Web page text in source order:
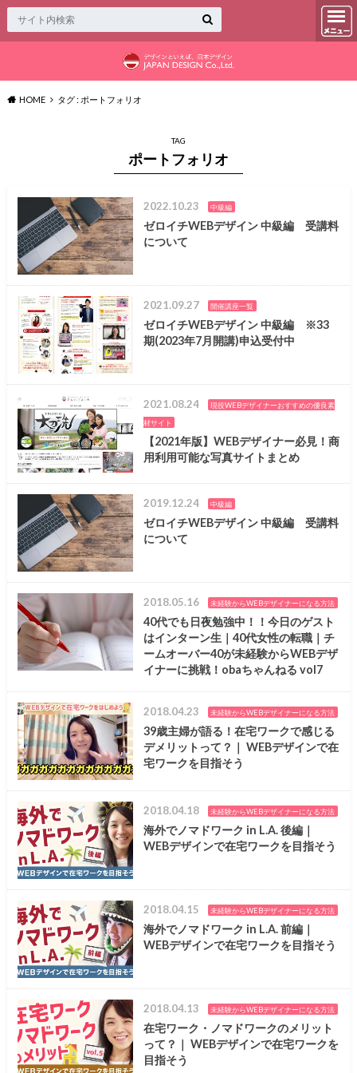
HOME タグ : ポートフォリオ
TAG
ポートフォリオ
2022.10.23 中級編
ゼロイチWEBデザイン 中級編 受講料
について
2021.09.27 開催講座一覧
ゼロイチWEBデザイン 中級編 ※33
期(2023年7月開講)申込受付中
2021.08.24
現役WEBデザイナーおすすめの優良素
材サイト
【2021年版】WEBデザイナー必見！商
用利用可能な写真サイトまとめ
2019.12.24 中級編
ゼロイチWEBデザイン 中級編 受講料
について
2018.05.16 未経験からWEBデザイナーになる方法
40代でも日夜勉強中！！今日のゲスト
はインターン生｜40代女性の転職｜チ
ームオーバー40が未経験からWEBデザ
イナーに挑戦！obaちゃんねる vol7
2018.04.23 未経験からWEBデザイナーになる方法
39歳主婦が語る！在宅ワークで感じる
デメリットって？｜ WEBデザインで在
宅ワークを目指そう
2018.04.18 未経験からWEBデザイナーになる方法
海外でノマドワーク in L.A. 後編｜
WEBデザインで在宅ワークを目指そう
2018.04.15 未経験からWEBデザイナーになる方法
海外でノマドワーク in L.A. 前編｜
WEBデザインで在宅ワークを目指そう
2018.04.13 未経験からWEBデザイナーになる方法
在宅ワーク・ノマドワークのメリット
って？｜ WEBデザインで在宅ワークを
目指そう